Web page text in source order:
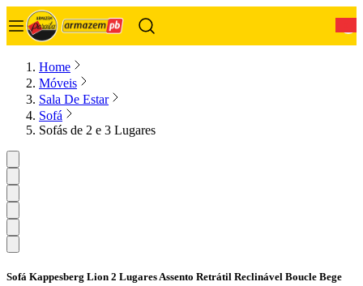
Home
Móveis
Sala De Estar
Sofá
Sofás de 2 e 3 Lugares
Sofá Kappesberg Lion 2 Lugares Assento Retrátil Reclinável Boucle Bege